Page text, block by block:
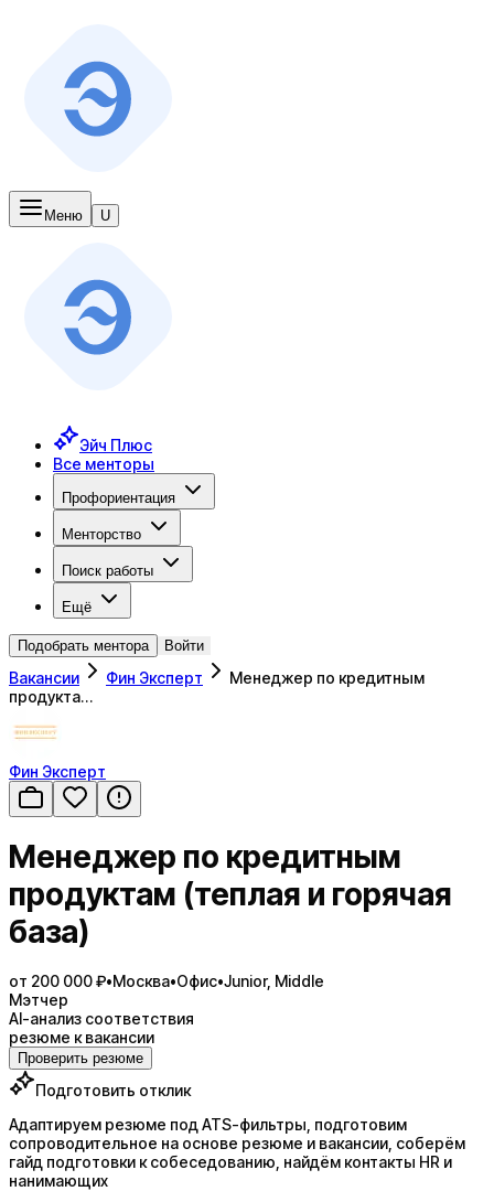
Меню U
Эйч Плюс
Все менторы
Профориентация
Менторство
Поиск работы
Ещё
Подобрать ментора Войти
Вакансии Фин Эксперт
Менеджер по кредитным
продукта…
Фин Эксперт
Менеджер по кредитным
продуктам (теплая и горячая
база)
от 200 000 ₽•Москва•Офис•Junior, Middle
Мэтчер
AI-анализ соответствия
резюме к вакансии
Проверить резюме
Подготовить отклик
Адаптируем резюме под ATS-фильтры, подготовим
сопроводительное на основе резюме и вакансии, соберём
гайд подготовки к собеседованию, найдём контакты HR и
нанимающих